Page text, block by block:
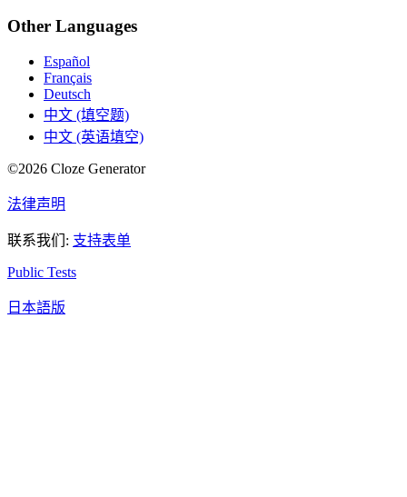
Other Languages
Español
Français
Deutsch
中文 (填空题)
中文 (英语填空)
©2026 Cloze Generator
法律声明
联系我们 : 支持表单
Public Tests
日本語版